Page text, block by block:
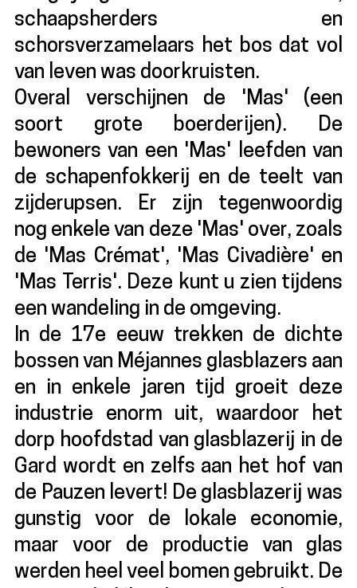
schaapsherders en
schorsverzamelaars het bos dat vol
van leven was doorkruisten.
Overal verschijnen de 'Mas' (een
soort grote boerderijen). De
bewoners van een 'Mas' leefden van
de schapenfokkerij en de teelt van
zijderupsen. Er zijn tegenwoordig
nog enkele van deze 'Mas' over, zoals
de 'Mas Crémat', 'Mas Civadière' en
'Mas Terris'. Deze kunt u zien tijdens
een wandeling in de omgeving.
In de 17e eeuw trekken de dichte
bossen van Méjannes glasblazers aan
en in enkele jaren tijd groeit deze
industrie enorm uit, waardoor het
dorp hoofdstad van glasblazerij in de
Gard wordt en zelfs aan het hof van
de Pauzen levert! De glasblazerij was
gunstig voor de lokale economie,
maar voor de productie van glas
werden heel veel bomen gebruikt. De